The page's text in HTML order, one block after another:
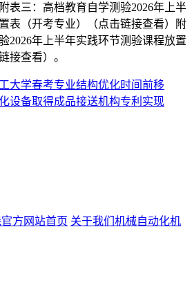
表三：高档教育自学测验2026年上半
表（开考专业）（点击链接查看）附
2026年上半年实践环节测验课程放置
接查看）。
大学春考专业结构优化时间前移
设备取得成品接送机构专利实现
方网站首页 关于我们 机械自动化机